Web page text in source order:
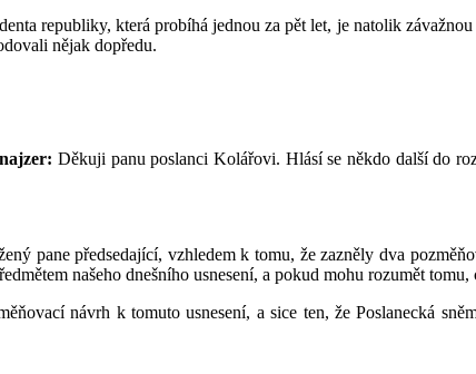
republiky, která probíhá jednou za pět let, je natolik
nějak dopředu.
Děkuji panu poslanci Kolářovi. Hlásí se někdo další do
pane předsedající, vzhledem k tomu, že zazněly dva
našeho dnešního usnesení, a pokud mohu rozumět
návrh k tomuto usnesení, a sice ten, že Poslanecká